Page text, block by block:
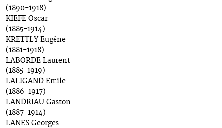
(1890-1918)
KIEFE Oscar
(1885-1914)
KRETTLY Eugène
(1881-1918)
LABORDE Laurent
(1885-1919)
LALIGAND Emile
(1886-1917)
LANDRIAU Gaston
(1887-1914)
LANES Georges